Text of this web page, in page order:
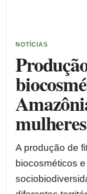
NOTÍCIAS
mulheres
A produção de
biocosméticos